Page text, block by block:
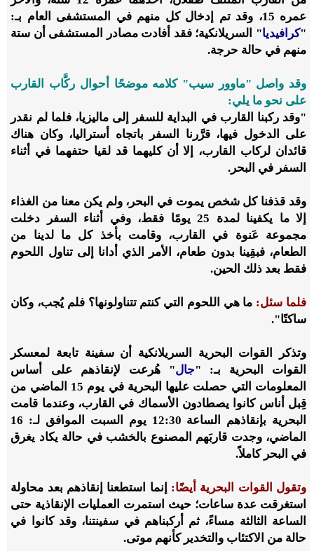
عمره 15، وقد تم إدخال كل منهم في المستشفى العام بـ:
"كرافيديا" السريلانكية؛ فقد أفادت مصادر المستشفى أن ستة
منهم في حالة حرجة.
وقد واصل "ماوور سيب" كلامه موضحًا أحوال ركَّاب القارب
على نحو ما يلي:
"وقد ركبنا القارب في البداية للسفر إلى ماليزيا، فلما لم نقدر
على الدخول فيها، قرَّرنا السفر باتجاه أستراليا، وكان هناك
قائدان لركاب القارب، إلا أن كليهما قد لقيا حتفهما في أثناء
السفر في البحر.
وقد قذفنا كل شخص يموت في البحر، ولم يكن معنا من الغذاء
إلا ما يكفينا لمدة 25 يومًا فقط، وفي أثناء السفر دخلت
مجموعة عَنوة في القارب، وقامت بأخذ كل ما لدينا من
الطعام، فبقِينا بدون طعام، الأمر الذي أدانا إلى تناول اللحوم
فقط بعد ذلك الحين.
فلما سئل: ما هي اللحوم التي كنتم تتناولونها؟ فلم يُجب، وكان
ساكتًا".
وتذكر القوات البحرية السريلانكية أن سفينة تابعة لمعسكر
القوات البحرية بـ: "جال" هُرعت لإنقاذهم على أساس
المعلومات التي حصلت عليها البحرية في يوم 15 الماضي من
قِبل أناس كانوا يصطادون الأسماك في القارب، وعندما قامت
البحرية بإنقاذهم الساعة 12:30 يوم السبت الموافق لـ: 16
الماضي، وجدت قاربَهم المصنوع بالخشب في حالة يكاد يغرق
في البحر كاملاً.
وتقول القوات البحرية أيضًا: إنما استطعنا إنقاذهم بعد محاولة
استغرقت عدة ساعات؛ حيث استمرت العمليات الإنقاذية حتى
الساعة الثالثة مساءً، ثم أركبناهم في سفينتنا، وقد كانوا في
حالة من الاكتئاب والتخدير كأنهم موتى.